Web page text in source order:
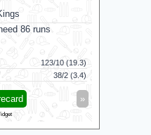
86 runs
123/10 (19.3)
38/2 (3.4)
»